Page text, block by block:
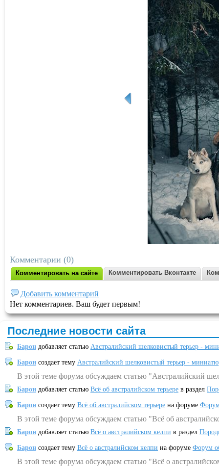
Комментарии (0)
Комментировать на сайте Комментировать Вконтакте
Добавить комментарий
Нет комментариев. Ваш будет первым!
Последние новости сайта
Барон добавляет статью Австралийский шелковистый терьер -
Барон создает тему Австралийский шелковистый терьер -
В этой теме форума обсуждаем статью "Австралийский
Барон добавляет статью Всё об австралийском терьере в раздел
Барон создает тему Всё об австралийском терьере на форуме
В этой теме форума обсуждаем статью "Всё об
Барон добавляет статью Всё о австралийском келпи в раздел
Барон создает тему Всё о австралийском келпи на форуме Форум
В этой теме форума обсуждаем статью "Всё о